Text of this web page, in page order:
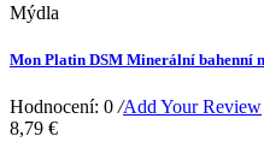
Mýdla
Mon Platin DSM Minerální bahenní
Hodnocení: 0 /Add Your Review
8,79 €